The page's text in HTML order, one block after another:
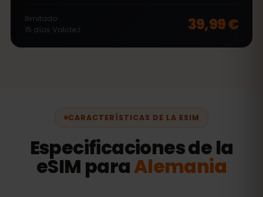
Ilimitado
15 días Validez 39,99 €
CARACTERÍSTICAS DE LA ESIM
Especificaciones de la
eSIM paraAlemania